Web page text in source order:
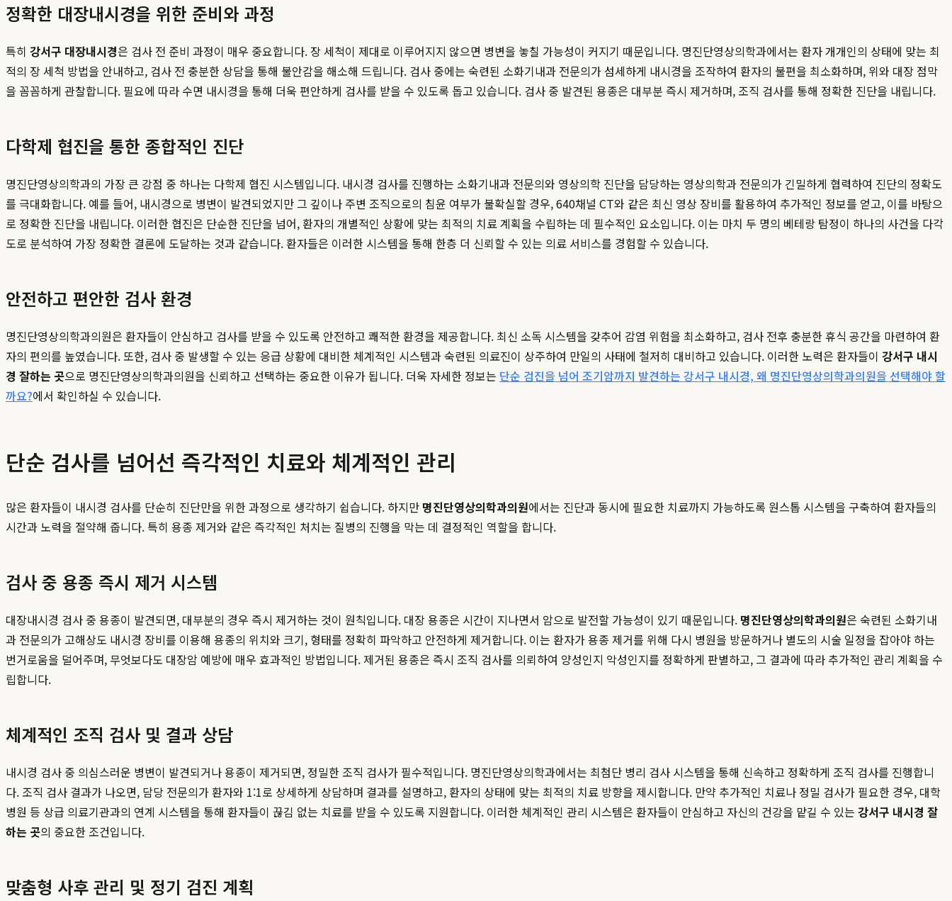
정확한 대장내시경을 위한 준비와 과정
특히 강서구 대장내시경은 검사 전 준비 과정이 매우 중요합니다. 장 세척이 제대로 이루어지지 않으면 병변을 놓칠 가능성이 커지기 때문입니다. 명진단영상의학과에서는 환자 개개인의 상태에 맞는 최
적의 장 세척 방법을 안내하고, 검사 전 충분한 상담을 통해 불안감을 해소해 드립니다. 검사 중에는 숙련된 소화기내과 전문의가 섬세하게 내시경을 조작하여 환자의 불편을 최소화하며, 위와 대장 점막
을 꼼꼼하게 관찰합니다. 필요에 따라 수면 내시경을 통해 더욱 편안하게 검사를 받을 수 있도록 돕고 있습니다. 검사 중 발견된 용종은 대부분 즉시 제거하며, 조직 검사를 통해 정확한 진단을 내립니다.
다학제 협진을 통한 종합적인 진단
명진단영상의학과의 가장 큰 강점 중 하나는 다학제 협진 시스템입니다. 내시경 검사를 진행하는 소화기내과 전문의와 영상의학 진단을 담당하는 영상의학과 전문의가 긴밀하게 협력하여 진단의 정확도
를 극대화합니다. 예를 들어, 내시경으로 병변이 발견되었지만 그 깊이나 주변 조직으로의 침윤 여부가 불확실할 경우, 640채널 CT와 같은 최신 영상 장비를 활용하여 추가적인 정보를 얻고, 이를 바탕으
로 정확한 진단을 내립니다. 이러한 협진은 단순한 진단을 넘어, 환자의 개별적인 상황에 맞는 최적의 치료 계획을 수립하는 데 필수적인 요소입니다. 이는 마치 두 명의 베테랑 탐정이 하나의 사건을 다각
도로 분석하여 가장 정확한 결론에 도달하는 것과 같습니다. 환자들은 이러한 시스템을 통해 한층 더 신뢰할 수 있는 의료 서비스를 경험할 수 있습니다.
안전하고 편안한 검사 환경
명진단영상의학과의원은 환자들이 안심하고 검사를 받을 수 있도록 안전하고 쾌적한 환경을 제공합니다. 최신 소독 시스템을 갖추어 감염 위험을 최소화하고, 검사 전후 충분한 휴식 공간을 마련하여 환
자의 편의를 높였습니다. 또한, 검사 중 발생할 수 있는 응급 상황에 대비한 체계적인 시스템과 숙련된 의료진이 상주하여 만일의 사태에 철저히 대비하고 있습니다. 이러한 노력은 환자들이 강서구 내시
경 잘하는 곳으로 명진단영상의학과의원을 신뢰하고 선택하는 중요한 이유가 됩니다. 더욱 자세한 정보는 단순 검진을 넘어 조기암까지 발견하는 강서구 내시경, 왜 명진단영상의학과의원을 선택해야 할
까요?에서 확인하실 수 있습니다.
단순 검사를 넘어선 즉각적인 치료와 체계적인 관리
많은 환자들이 내시경 검사를 단순히 진단만을 위한 과정으로 생각하기 쉽습니다. 하지만 명진단영상의학과의원에서는 진단과 동시에 필요한 치료까지 가능하도록 원스톱 시스템을 구축하여 환자들의
시간과 노력을 절약해 줍니다. 특히 용종 제거와 같은 즉각적인 처치는 질병의 진행을 막는 데 결정적인 역할을 합니다.
검사 중 용종 즉시 제거 시스템
대장내시경 검사 중 용종이 발견되면, 대부분의 경우 즉시 제거하는 것이 원칙입니다. 대장 용종은 시간이 지나면서 암으로 발전할 가능성이 있기 때문입니다. 명진단영상의학과의원은 숙련된 소화기내
과 전문의가 고해상도 내시경 장비를 이용해 용종의 위치와 크기, 형태를 정확히 파악하고 안전하게 제거합니다. 이는 환자가 용종 제거를 위해 다시 병원을 방문하거나 별도의 시술 일정을 잡아야 하는
번거로움을 덜어주며, 무엇보다도 대장암 예방에 매우 효과적인 방법입니다. 제거된 용종은 즉시 조직 검사를 의뢰하여 양성인지 악성인지를 정확하게 판별하고, 그 결과에 따라 추가적인 관리 계획을 수
립합니다.
체계적인 조직 검사 및 결과 상담
내시경 검사 중 의심스러운 병변이 발견되거나 용종이 제거되면, 정밀한 조직 검사가 필수적입니다. 명진단영상의학과에서는 최첨단 병리 검사 시스템을 통해 신속하고 정확하게 조직 검사를 진행합니
다. 조직 검사 결과가 나오면, 담당 전문의가 환자와 1:1로 상세하게 상담하며 결과를 설명하고, 환자의 상태에 맞는 최적의 치료 방향을 제시합니다. 만약 추가적인 치료나 정밀 검사가 필요한 경우, 대학
병원 등 상급 의료기관과의 연계 시스템을 통해 환자들이 끊김 없는 치료를 받을 수 있도록 지원합니다. 이러한 체계적인 관리 시스템은 환자들이 안심하고 자신의 건강을 맡길 수 있는 강서구 내시경 잘
하는 곳의 중요한 조건입니다.
맞춤형 사후 관리 및 정기 검진 계획